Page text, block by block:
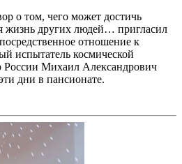
о том, чего может достичь
жизнь других людей… пригласил
отношение к
испытатель космической
Михаил Александрович
дни в пансионате.